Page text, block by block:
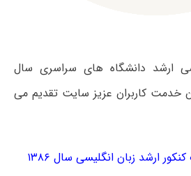
ارشد دانشگاه های سراسری سال
خدمت کاربران عزیز سایت تقدیم می
ارشد زبان انگلیسی سال ۱۳۸۶